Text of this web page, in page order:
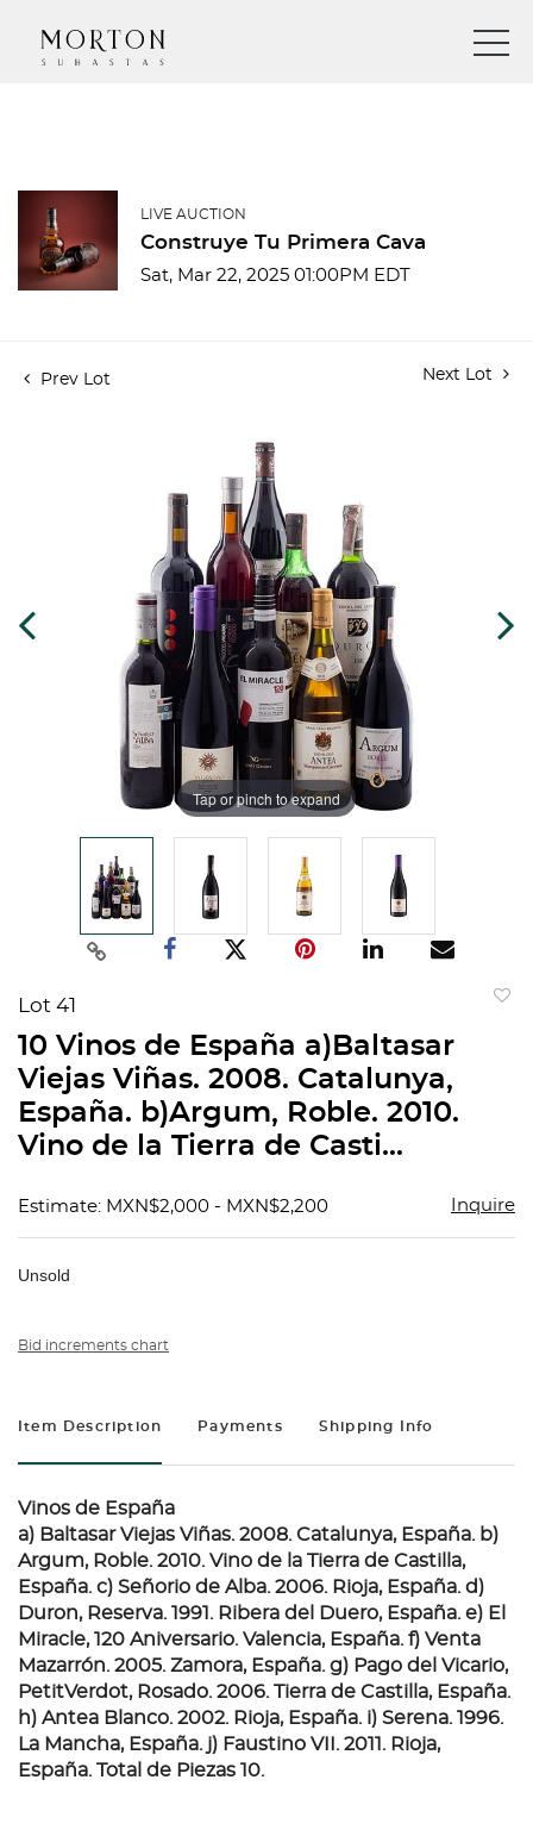
LIVE AUCTION
Construye Tu Primera Cava
Sat, Mar 22, 2025 01:00PM EDT
Prev Lot Next Lot
Tap or pinch to expand
Lot 41
10 Vinos de España a)Baltasar
Viejas Viñas. 2008. Catalunya,
España. b)Argum, Roble. 2010.
Vino de la Tierra de Casti...
Estimate: MXN$2,000 - MXN$2,200 Inquire
Unsold
Bid increments chart
Item Description Payments Shipping Info
Vinos de España
a) Baltasar Viejas Viñas. 2008. Catalunya, España. b)
Argum, Roble. 2010. Vino de la Tierra de Castilla,
España. c) Señorio de Alba. 2006. Rioja, España. d)
Duron, Reserva. 1991. Ribera del Duero, España. e) El
Miracle, 120 Aniversario. Valencia, España. f) Venta
Mazarrón. 2005. Zamora, España. g) Pago del Vicario,
PetitVerdot, Rosado. 2006. Tierra de Castilla, España.
h) Antea Blanco. 2002. Rioja, España. i) Serena. 1996.
La Mancha, España. j) Faustino VII. 2011. Rioja,
España. Total de Piezas 10.